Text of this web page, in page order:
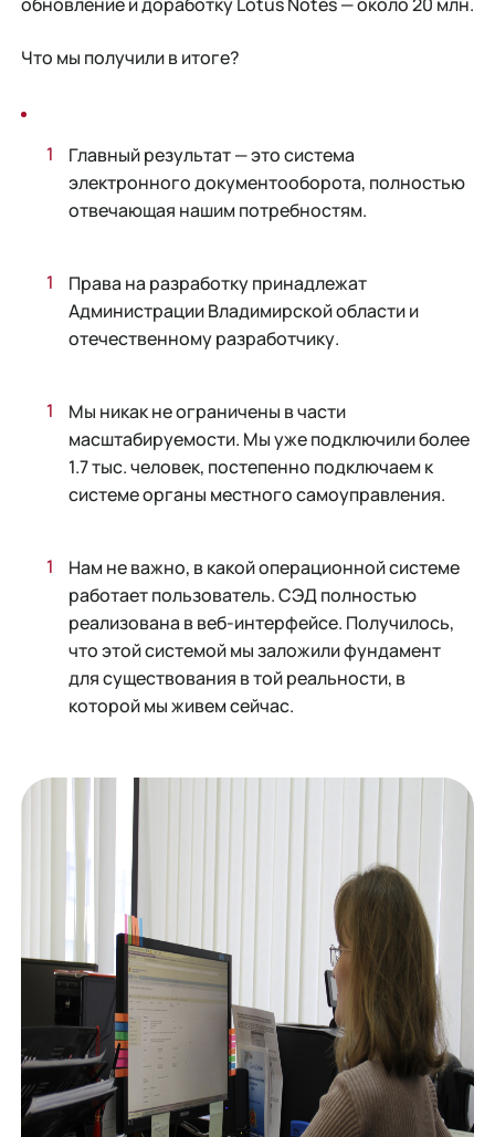
Что мы получили в итоге?
Главный результат — это система
электронного документооборота, полностью
отвечающая нашим потребностям.
Права на разработку принадлежат
Администрации Владимирской области и
отечественному разработчику.
Мы никак не ограничены в части
масштабируемости. Мы уже подключили более
1.7 тыс. человек, постепенно подключаем к
системе органы местного самоуправления.
Нам не важно, в какой операционной системе
работает пользователь. СЭД полностью
реализована в веб-интерфейсе. Получилось,
что этой системой мы заложили фундамент
для существования в той реальности, в
которой мы живем сейчас.